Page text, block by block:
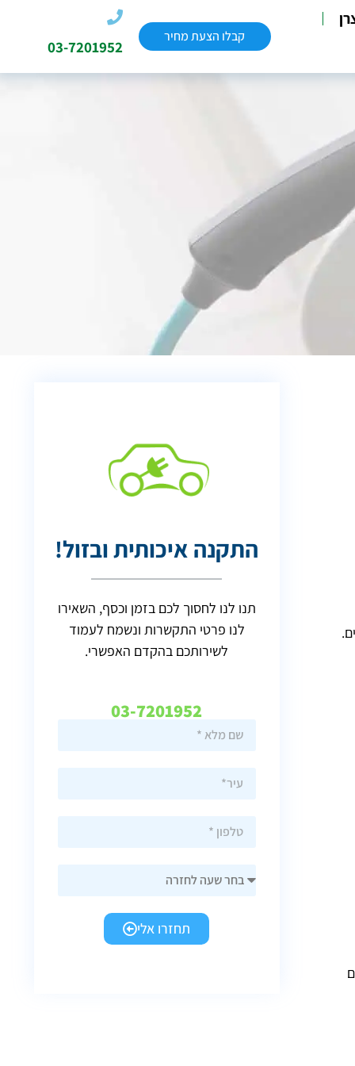
קבלו הצעת מחיר
03-7201952
התקנה איכותית ובזול!
תנו לנו לחסוך לכם בזמן וכסף, השאירו
לנו פרטי התקשרות ונשמח לעמוד
לשירותכם בהקדם האפשרי.
03-7201952
תחזרו אלי